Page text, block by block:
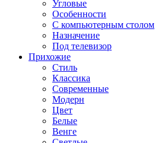
Угловые
Особенности
С компьютерным столом
Назначение
Под телевизор
Прихожие
Стиль
Классика
Современные
Модерн
Цвет
Белые
Венге